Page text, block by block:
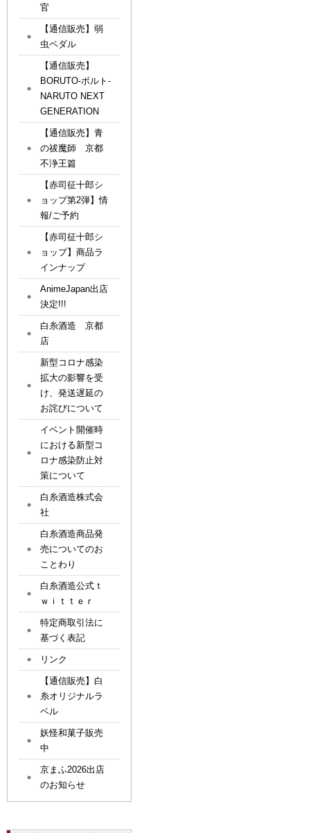
官
【通信販売】弱
虫ペダル
【通信販売】
BORUTO-ボルト-
NARUTO NEXT
GENERATION
【通信販売】青
の祓魔師 京都
不浄王篇
【赤司征十郎シ
ョップ第2弾】情
報/ご予約
【赤司征十郎シ
ョップ】商品ラ
インナップ
AnimeJapan出店
決定!!!
白糸酒造 京都
店
新型コロナ感染
拡大の影響を受
け、発送遅延の
お詫びについて
イベント開催時
における新型コ
ロナ感染防止対
策について
白糸酒造株式会
社
白糸酒造商品発
売についてのお
ことわり
白糸酒造公式ｔ
ｗｉｔｔｅｒ
特定商取引法に
基づく表記
リンク
【通信販売】白
糸オリジナルラ
ベル
妖怪和菓子販売
中
京まふ2026出店
のお知らせ